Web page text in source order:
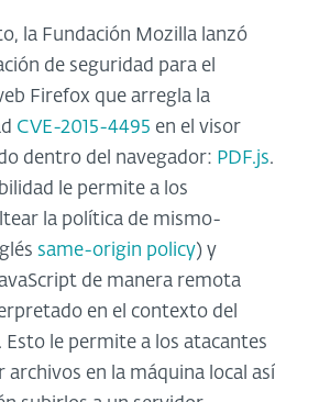
la Fundación Mozilla lanzó
de seguridad para el
Firefox que arregla la
CVE-2015-4495 en el visor
dentro del navegador: PDF.js.
le permite a los
la política de mismo-
same-origin policy) y
de manera remota
en el contexto del
Esto le permite a los atacantes
archivos en la máquina local así